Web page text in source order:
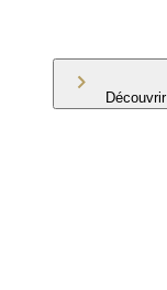
Découvrir